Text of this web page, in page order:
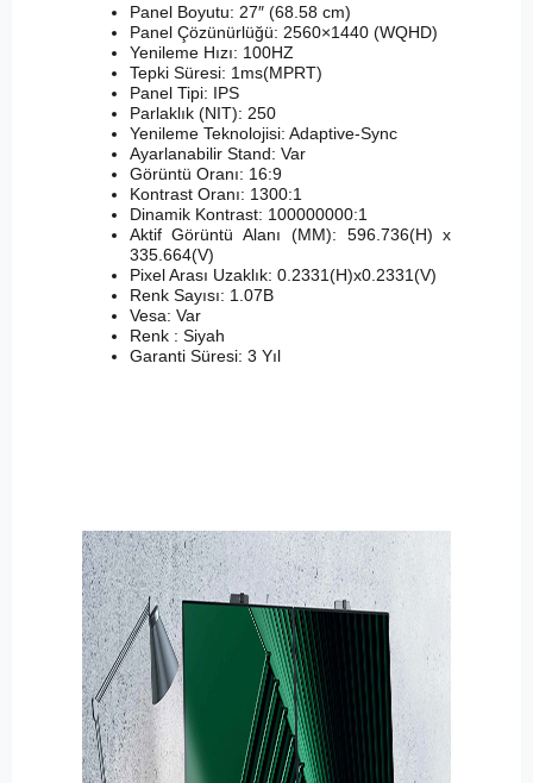
Panel Boyutu: 27″ (68.58 cm)
Panel Çözünürlüğü: 2560×1440 (WQHD)
Yenileme Hızı: 100HZ
Tepki Süresi: 1ms(MPRT)
Panel Tipi: IPS
Parlaklık (NIT): 250
Yenileme Teknolojisi: Adaptive-Sync
Ayarlanabilir Stand: Var
Görüntü Oranı: 16:9
Kontrast Oranı: 1300:1
Dinamik Kontrast: 100000000:1
Aktif Görüntü Alanı (MM): 596.736(H) x
335.664(V)
Pixel Arası Uzaklık: 0.2331(H)x0.2331(V)
Renk Sayısı: 1.07B
Vesa: Var
Renk : Siyah
Garanti Süresi: 3 Yıl